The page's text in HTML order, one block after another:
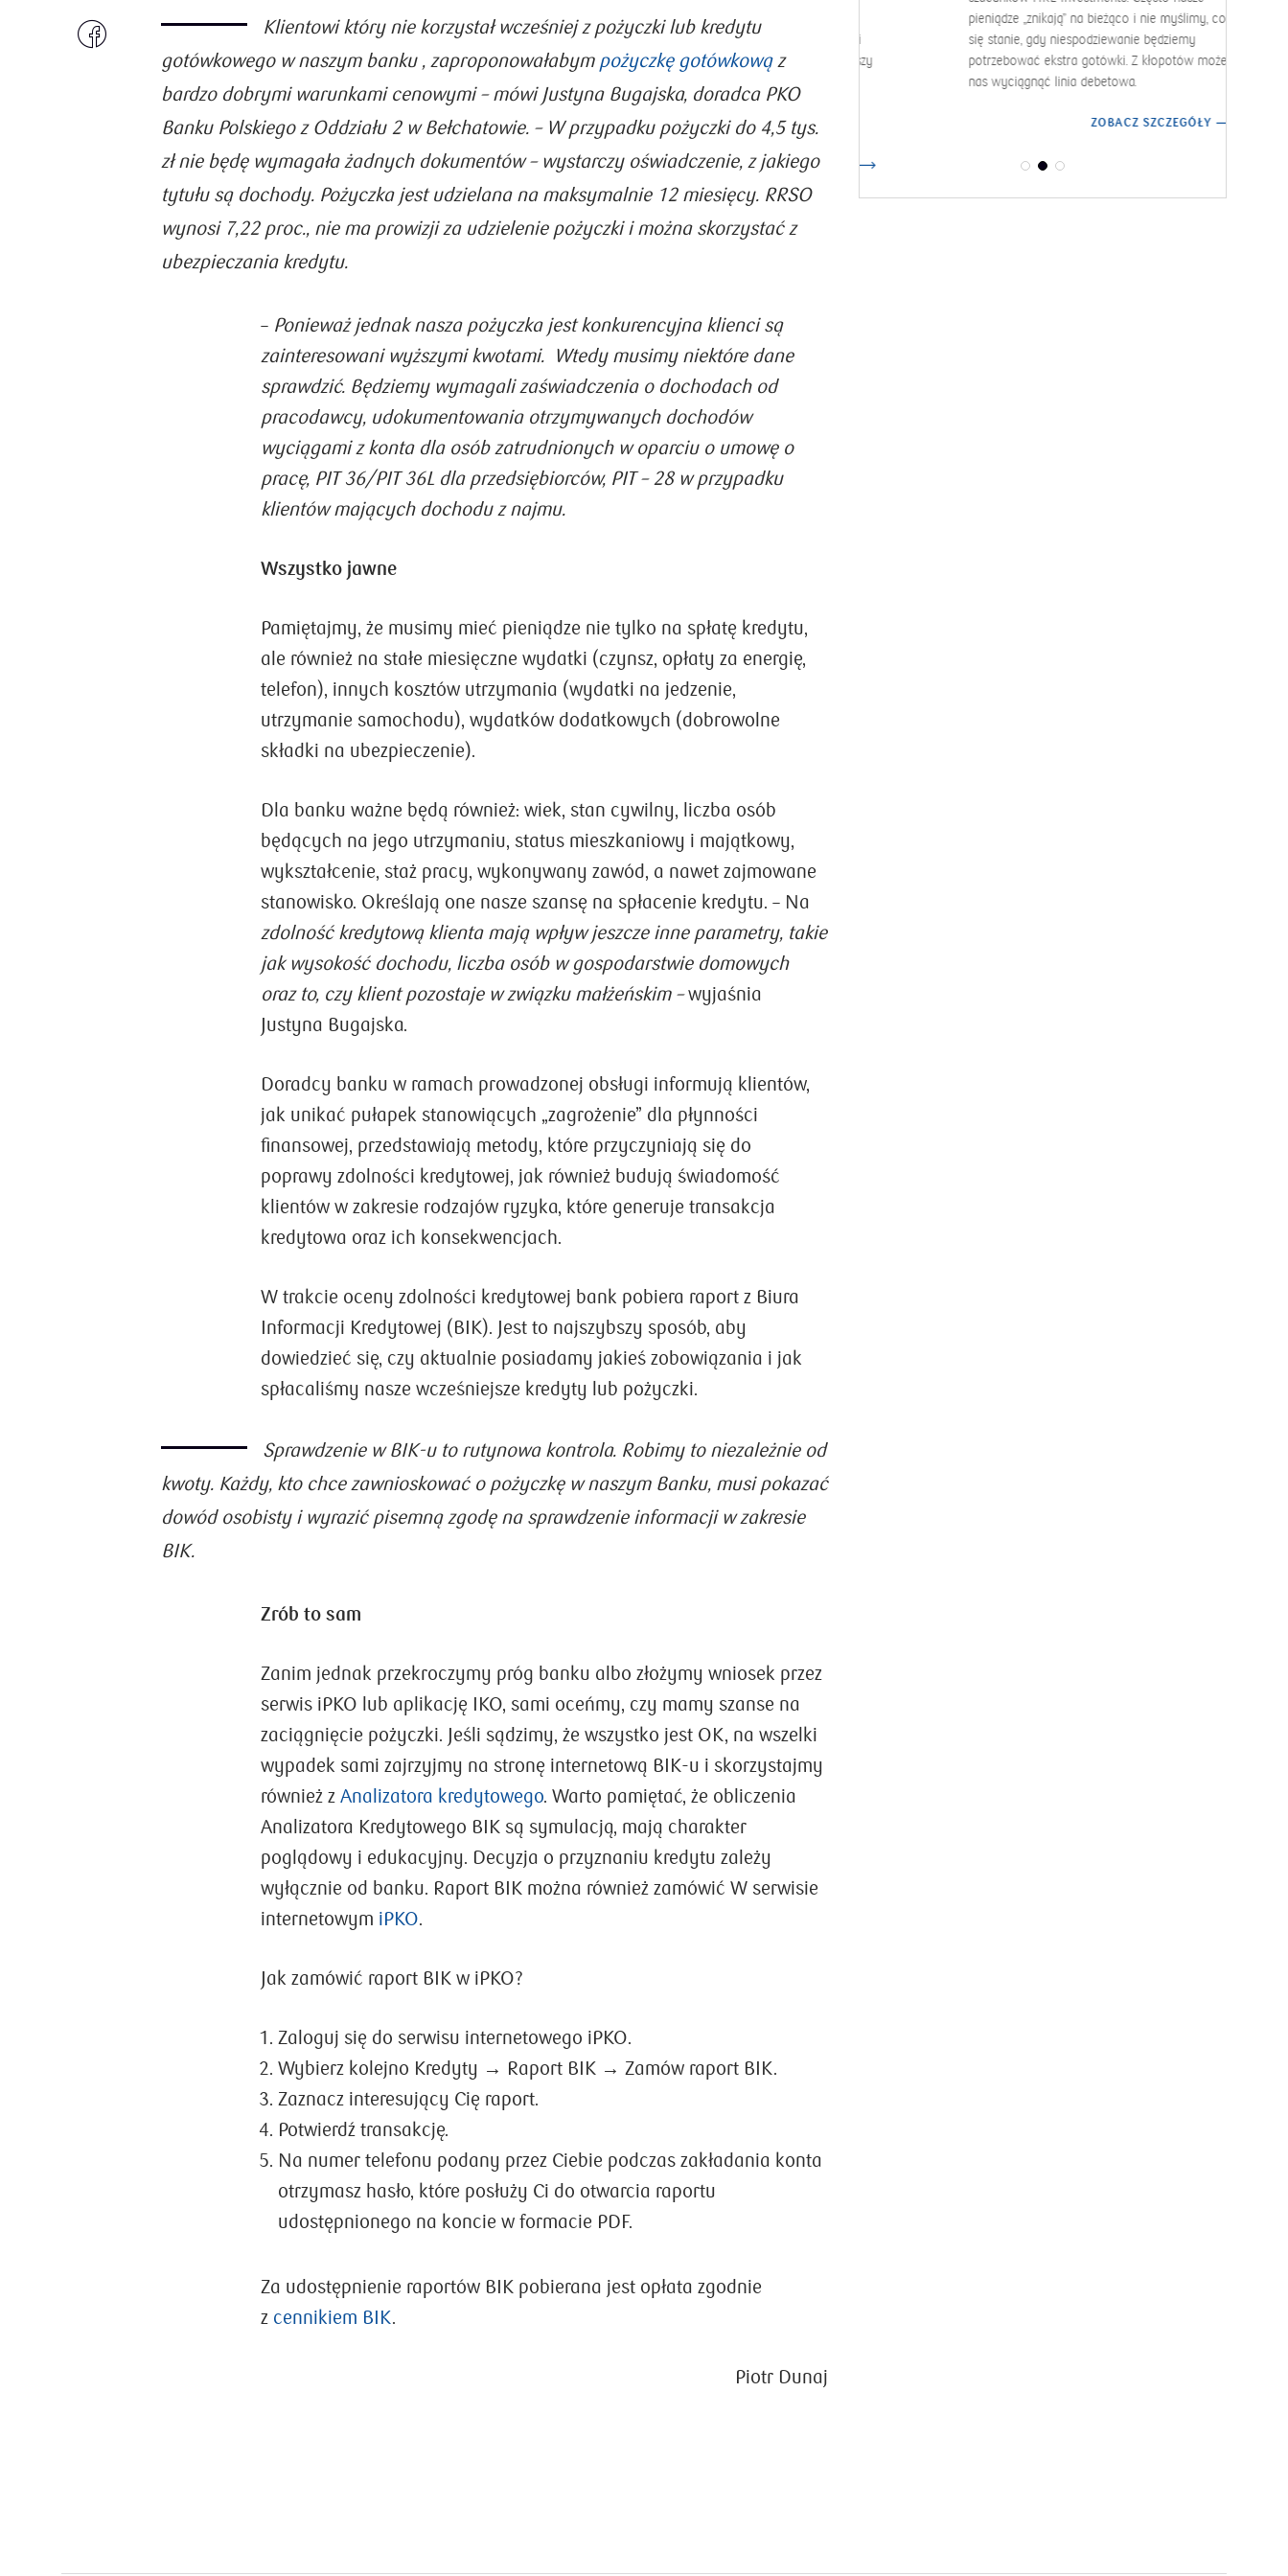
Klientowi który nie korzystał wcześniej z pożyczki lub kredytu
gotówkowego w naszym banku , zaproponowałabym pożyczkę gotówkowąz
bardzo dobrymi warunkami cenowymi– mówi Justyna Bugajska, doradca PKO
Banku Polskiego z Oddziału 2 w Bełchatowie.– W przypadku pożyczki do 4,5 tys.
zł nie będę wymagała żadnych dokumentów – wystarczy oświadczenie, z jakiego
tytułu są dochody. Pożyczka jest udzielana na maksymalnie 12 miesięcy. RRSO
wynosi 7,22 proc., nie ma prowizji za udzielenie pożyczki i można skorzystać z
ubezpieczania kredytu.
– Ponieważ jednak nasza pożyczka jest konkurencyjna klienci są
zainteresowani wyższymi kwotami. Wtedy musimy niektóre dane
sprawdzić. Będziemy wymagali zaświadczenia o dochodach od
pracodawcy, udokumentowania otrzymywanych dochodów
wyciągami z konta dla osób zatrudnionych w oparciu o umowę o
pracę, PIT 36/PIT 36L dla przedsiębiorców, PIT – 28 w przypadku
klientów mających dochodu z najmu.
Wszystko jawne
Pamiętajmy, że musimy mieć pieniądze nie tylko na spłatę kredytu,
ale również na stałe miesięczne wydatki (czynsz, opłaty za energię,
telefon), innych kosztów utrzymania (wydatki na jedzenie,
utrzymanie samochodu), wydatków dodatkowych (dobrowolne
składki na ubezpieczenie).
Dla banku ważne będą również: wiek, stan cywilny, liczba osób
będących na jego utrzymaniu, status mieszkaniowy i majątkowy,
wykształcenie, staż pracy, wykonywany zawód, a nawet zajmowane
stanowisko. Określają one nasze szansę na spłacenie kredytu. – Na
zdolność kredytową klienta mają wpływ jeszcze inne parametry, takie
jak wysokość dochodu, liczba osób w gospodarstwie domowych
oraz to, czy klient pozostaje w związku małżeńskim –wyjaśnia
Justyna Bugajska.
Doradcy banku w ramach prowadzonej obsługi informują klientów,
jak unikać pułapek stanowiących „zagrożenie” dla płynności
finansowej, przedstawiają metody, które przyczyniają się do
poprawy zdolności kredytowej, jak również budują świadomość
klientów w zakresie rodzajów ryzyka, które generuje transakcja
kredytowa oraz ich konsekwencjach.
W trakcie oceny zdolności kredytowej bank pobiera raport z Biura
Informacji Kredytowej (BIK). Jest to najszybszy sposób, aby
dowiedzieć się, czy aktualnie posiadamy jakieś zobowiązania i jak
spłacaliśmy nasze wcześniejsze kredyty lub pożyczki.
Sprawdzenie w BIK-u to rutynowa kontrola. Robimy to niezależnie od
kwoty. Każdy, kto chce zawnioskować o pożyczkę w naszym Banku, musi pokazać
dowód osobisty i wyrazić pisemną zgodę na sprawdzenie informacji w zakresie
BIK.
Zrób to sam
Zanim jednak przekroczymy próg banku albo złożymy wniosek przez
serwis iPKO lub aplikację IKO, sami oceńmy, czy mamy szanse na
zaciągnięcie pożyczki. Jeśli sądzimy, że wszystko jest OK, na wszelki
wypadek sami zajrzyjmy na stronę internetową BIK-u i skorzystajmy
również zAnalizatora kredytowego. Warto pamiętać, że obliczenia
Analizatora Kredytowego BIK są symulacją, mają charakter
poglądowy i edukacyjny. Decyzja o przyznaniu kredytu zależy
wyłącznie od banku. Raport BIK można również zamówić W serwisie
internetowym iPKO.
Jak zamówić raport BIK w iPKO?
Zaloguj się do serwisu internetowego iPKO.
Wybierz kolejno Kredyty → Raport BIK → Zamów raport BIK.
Zaznacz interesujący Cię raport.
Potwierdź transakcję.
Na numer telefonu podany przez Ciebie podczas zakładania konta
otrzymasz hasło, które posłuży Ci do otwarcia raportu
udostępnionego na koncie w formacie PDF.
Za udostępnienie raportów BIK pobierana jest opłata zgodnie
z cennikiem BIK.
Piotr Dunaj
najprostsza i tania droga do własnej platformy
ZOBACZ SZCZEGÓŁY
wykorzystywany. Użytkownicy zrealizowali
BLIKIEM łącznie 353 mln transakcji o wartości
47 mld zł. Ten system płatności najpopularniejszy
płatności kartami. W ubiegłym roku z BLIKA
skorzystało blisko 9 mln użytkowników.
ZOBACZ SZCZEGÓŁY
pieniądze „znikają” na bieżąco i nie myślimy, co
się stanie, gdy niespodziewanie będziemy
potrzebować ekstra gotówki. Z kłopotów może
nas wyciągnąć linia debetowa.
ZOBACZ SZCZEGÓŁY